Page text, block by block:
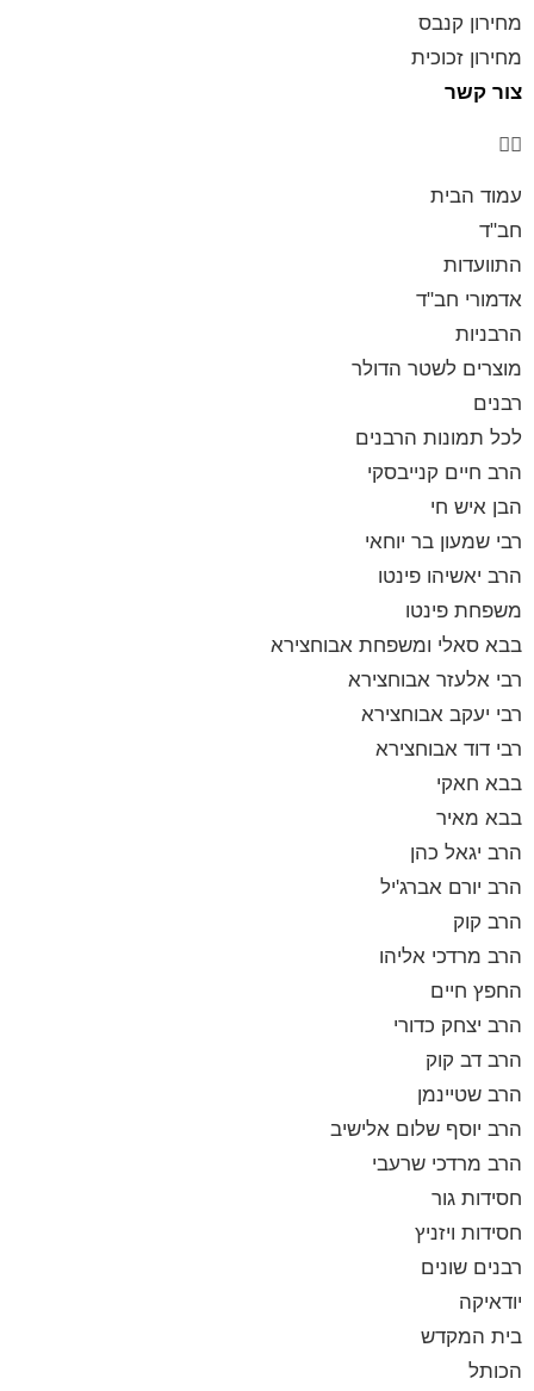
מחירון קנבס
מחירון זכוכית
צור קשר
עמוד הבית
חב"ד
התוועדות
אדמורי חב"ד
הרבניות
מוצרים לשטר הדולר
רבנים
לכל תמונות הרבנים
הרב חיים קנייבסקי
הבן איש חי
רבי שמעון בר יוחאי
הרב יאשיהו פינטו
משפחת פינטו
בבא סאלי ומשפחת אבוחצירא
רבי אלעזר אבוחצירא
רבי יעקב אבוחצירא
רבי דוד אבוחצירא
בבא חאקי
בבא מאיר
הרב יגאל כהן
הרב יורם אברג'יל
הרב קוק
הרב מרדכי אליהו
החפץ חיים
הרב יצחק כדורי
הרב דב קוק
הרב שטיינמן
הרב יוסף שלום אלישיב
הרב מרדכי שרעבי
חסידות גור
חסידות ויזניץ
רבנים שונים
יודאיקה
בית המקדש
הכותל